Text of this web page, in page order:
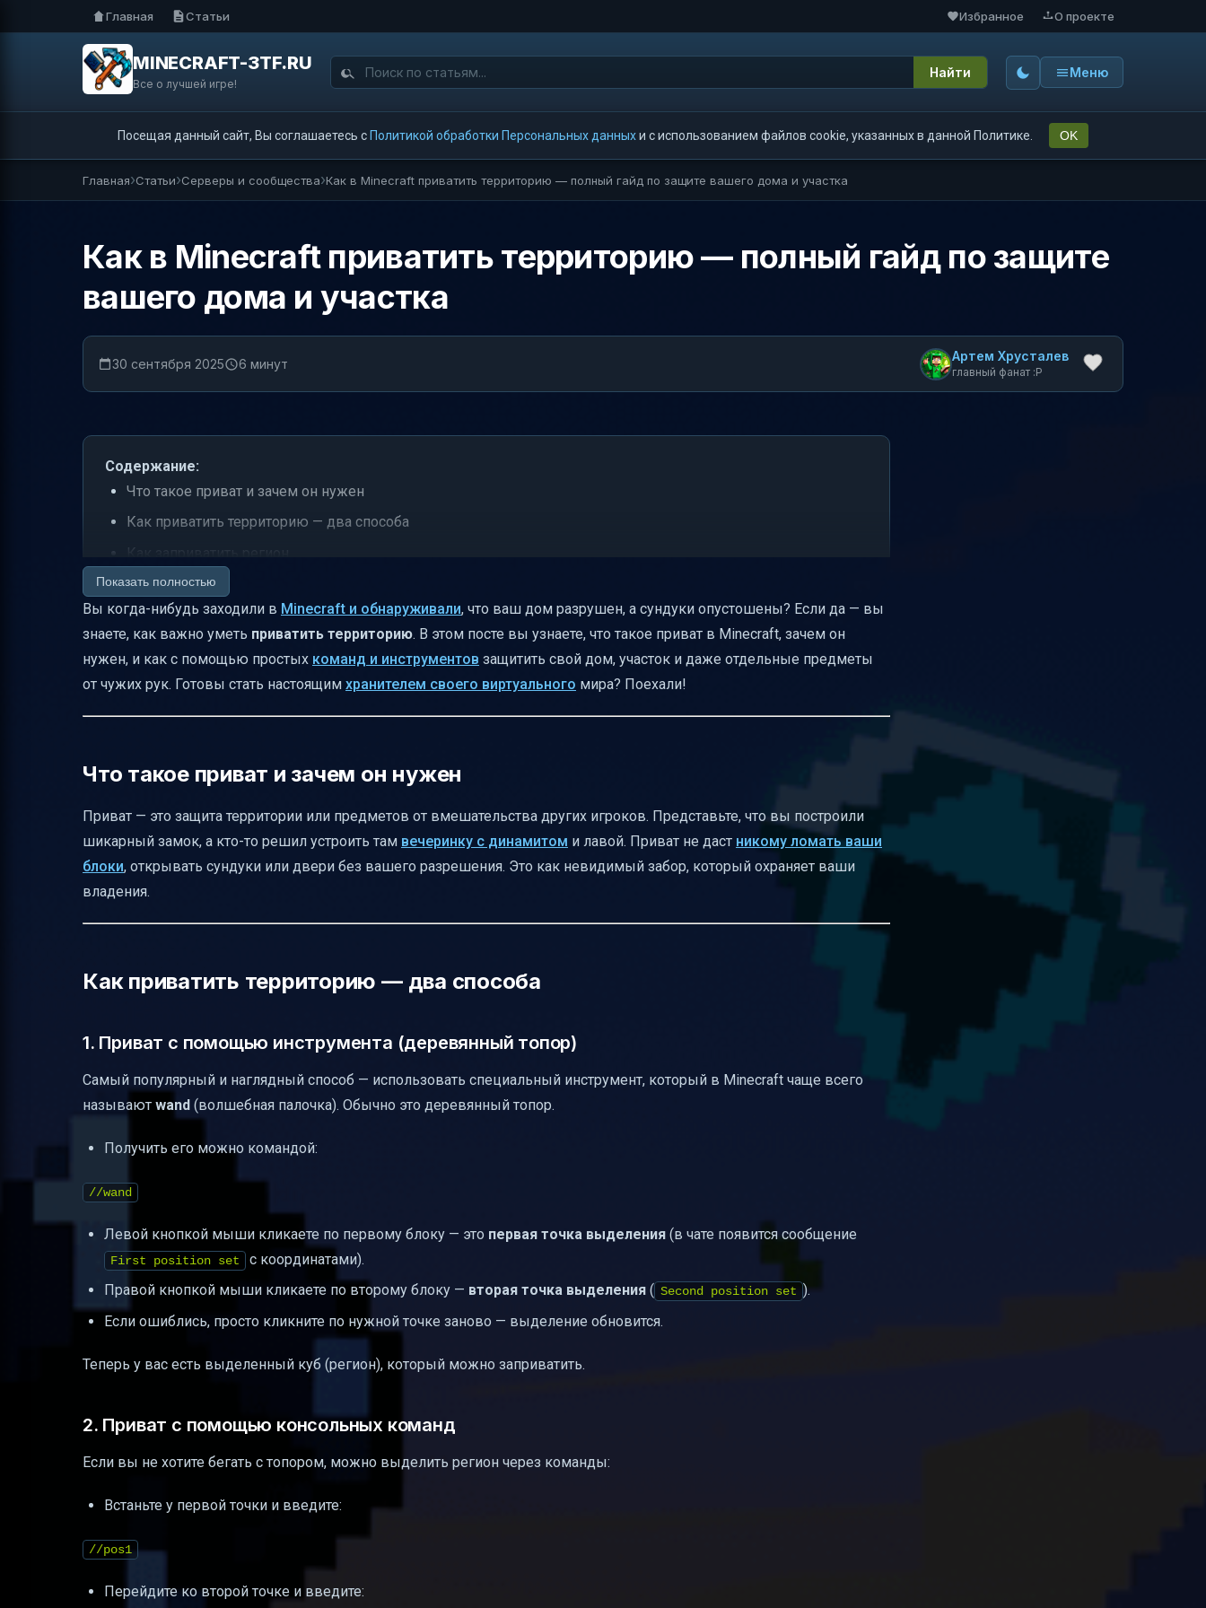
Главная Статьи Избранное О проекте
MINECRAFT-3TF.RU
Все о лучшей игре!
Найти Меню
Посещая данный сайт, Вы соглашаетесь с Политикой обработки Персональных данныхи с использованием файлов cookie, указанных в данной Политике. OK
Главная Статьи Серверы и сообщества Как в Minecraft приватить территорию — полный гайд по защите вашего дома и участка
Как в Minecraft приватить территорию — полный гайд по защите
вашего дома и участка
30 сентября 2025 6 минут Артем Хрусталев
главный фанат :P
Содержание:
Что такое приват и зачем он нужен
Как приватить территорию — два способа
Как заприватить регион
Как управлять регионом
Как изменить размер региона
Как добавить друга в приват
Какие флаги можно установить в привате
Советы новичкам
Практический пример
Заключение
Полезные ссылки
Показать полностью
Вы когда-нибудь заходили в Minecraft и обнаруживали, что ваш дом разрушен, а сундуки опустошены? Если да — вы
знаете, как важно уметь приватить территорию. В этом посте вы узнаете, что такое приват в Minecraft, зачем он
нужен, и как с помощью простых команд и инструментов защитить свой дом, участок и даже отдельные предметы
от чужих рук. Готовы стать настоящим хранителем своего виртуального мира? Поехали!
Что такое приват и зачем он нужен
Приват — это защита территории или предметов от вмешательства других игроков. Представьте, что вы построили
шикарный замок, а кто-то решил устроить там вечеринку с динамитом и лавой. Приват не даст никому ломать ваши
блоки, открывать сундуки или двери без вашего разрешения. Это как невидимый забор, который охраняет ваши
владения.
Как приватить территорию — два способа
1. Приват с помощью инструмента (деревянный топор)
Самый популярный и наглядный способ — использовать специальный инструмент, который в Minecraft чаще всего
называют wand (волшебная палочка). Обычно это деревянный топор.
Получить его можно командой:
//wand
Левой кнопкой мыши кликаете по первому блоку — это первая точка выделения (в чате появится сообщение
First position set
с координатами).
Правой кнопкой мыши кликаете по второму блоку — вторая точка выделения ( Second position set ).
Если ошиблись, просто кликните по нужной точке заново — выделение обновится.
Теперь у вас есть выделенный куб (регион), который можно заприватить.
2. Приват с помощью консольных команд
Если вы не хотите бегать с топором, можно выделить регион через команды:
Встаньте у первой точки и введите:
//pos1
Перейдите ко второй точке и введите: